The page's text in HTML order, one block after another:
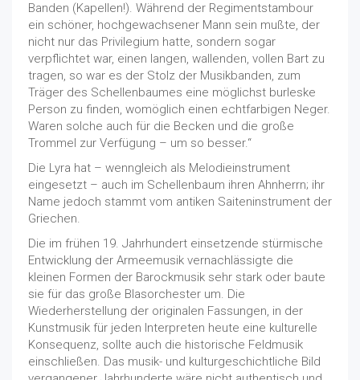
Banden (Kapellen!). Während der Regimentstambour
ein schöner, hochgewachsener Mann sein mußte, der
nicht nur das Privilegium hatte, sondern sogar
verpflichtet war, einen langen, wallenden, vollen Bart zu
tragen, so war es der Stolz der Musikbanden, zum
Träger des Schellenbaumes eine möglichst burleske
Person zu finden, womöglich einen echtfarbigen Neger.
Waren solche auch für die Becken und die große
Trommel zur Verfügung – um so besser.“
Die Lyra hat – wenngleich als Melodieinstrument
eingesetzt – auch im Schellenbaum ihren Ahnherrn; ihr
Name jedoch stammt vom antiken Saiteninstrument der
Griechen.
Die im frühen 19. Jahrhundert einsetzende stürmische
Entwicklung der Armeemusik vernachlässigte die
kleinen Formen der Barockmusik sehr stark oder baute
sie für das große Blasorchester um. Die
Wiederherstellung der originalen Fassungen, in der
Kunstmusik für jeden Interpreten heute eine kulturelle
Konsequenz, sollte auch die historische Feldmusik
einschließen. Das musik- und kulturgeschichtliche Bild